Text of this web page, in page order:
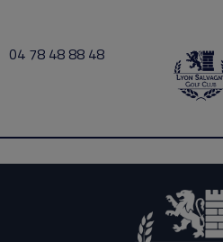
04 78 48 88 48
indisponible 2025-12-10